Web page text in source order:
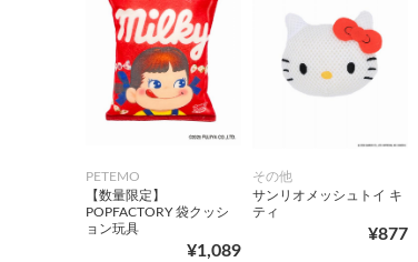
PETEMO
【数量限定】
POPFACTORY 袋クッシ
ョン玩具
¥1,089
その他
サンリオメッシュトイ キ
ティ
¥877